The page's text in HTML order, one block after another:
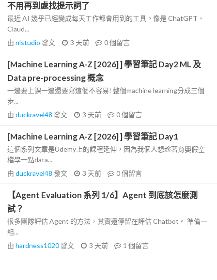
不用再到處找提示詞了
最近 AI 幾乎已經變成每天工作都會用到的工具。像是 ChatGPT、
Claud...
由 nlstudio 發文 3 天前 0個留言
[Machine Learning A-Z [2026] ] 學習筆記 Day2 ML 及
Data pre-processing 概念
一邊要上課一邊還要寫這個不容易! 整個machine learning分成三個
步...
由 duckravel48 發文 3 天前 0個留言
[Machine Learning A-Z [2026] ] 學習筆記 Day1
這個系列文章是Udemy上的課程延伸，因為我個人想趁著育嬰假空
檔學一點data...
由 duckravel48 發文 3 天前 0個留言
【Agent Evaluation 系列 1/6】Agent 到底該怎麼測
試？
很多團隊評估 Agent 的方法，其實還停留在評估 Chatbot。 準備一
組...
由 hardness1020發文 3 天前 1 個留言